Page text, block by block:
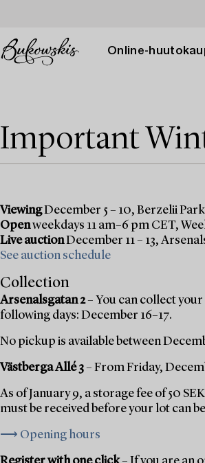
Online-
Important
ViewingDecember 5 – 10, Berzelii
Openweekdays 11 am–6 pm CET,
Live auctionDecember 11 – 13,
See auction schedule
Collection
Arsenalsgatan 2– You can collect
following days: December 16–17.
No pickup is available between
Västberga Allé 3– From Friday,
As of January 9, a storage fee of 50
must be received before your lot can
⟶ Opening hours